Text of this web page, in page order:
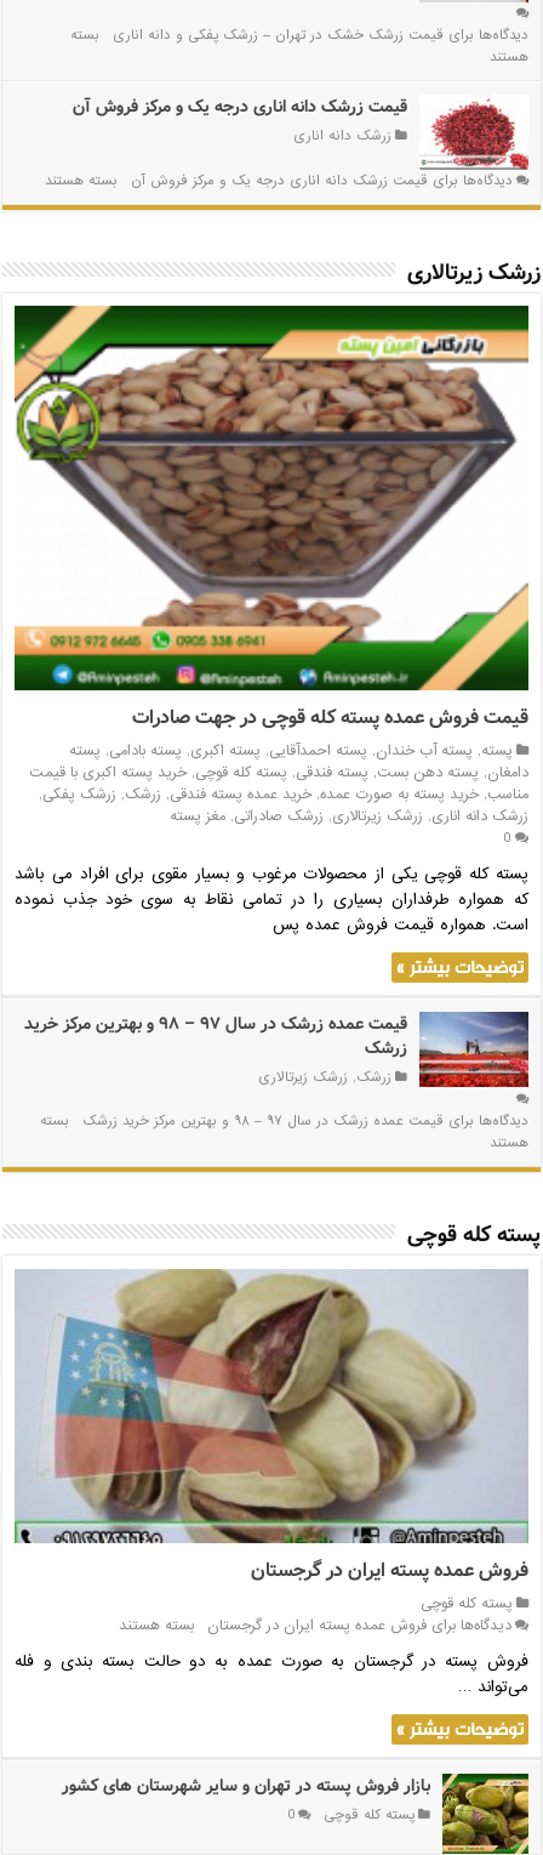
دیدگاه‌ها برای قیمت زرشک خشک در تهران – زرشک پفکی و دانه اناری
بسته
هستند
قیمت زرشک دانه اناری درجه یک و مرکز فروش آن
زرشک دانه اناری
دیدگاه‌ها برای قیمت زرشک دانه اناری درجه یک و مرکز فروش آن بسته هستند
زرشک زیرتالاری
قیمت فروش عمده پسته کله قوچی در جهت صادرات
پسته, پسته آب خندان, پسته احمدآقایی, پسته اکبری, پسته بادامی, پسته
دامغان, پسته دهن بست, پسته فندقی, پسته کله قوچی,خرید پسته اکبری با قیمت
مناسب,خرید پسته به صورت عمده,خرید عمده پسته فندقی, زرشک, زرشک پفکی,
زرشک دانه اناری, زرشک زیرتالاری, زرشک صادراتی,مغز پسته
0
پسته کله قوچی یکی از محصولات مرغوب و بسیار مقوی برای افراد می باشد
که همواره طرفداران بسیاری را در تمامی نقاط به سوی خود جذب نموده
است. همواره قیمت فروش عمده پس
توضیحات بیشتر »
قیمت عمده زرشک در سال ۹۷ – ۹۸ و بهترین مرکز خرید
زرشک
زرشک, زرشک زیرتالاری
دیدگاه‌ها برای قیمت عمده زرشک در سال ۹۷ – ۹۸ و بهترین مرکز خرید زرشک
بسته
هستند
پسته کله قوچی
فروش عمده پسته ایران در گرجستان
پسته کله قوچی
دیدگاه‌هابرای فروش عمده پسته ایران در گرجستان بسته هستند
فروش پسته در گرجستان به صورت عمده به دو حالت بسته بندی و فله
می‌تواند …
توضیحات بیشتر »
بازار فروش پسته در تهران و سایر شهرستان های کشور
پسته کله قوچی 0